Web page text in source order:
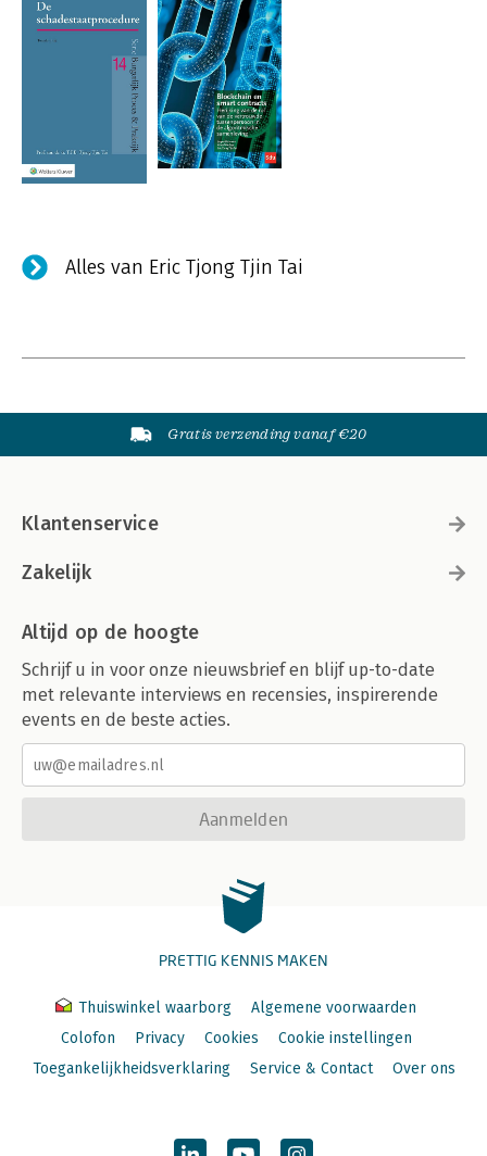
Alles van Eric Tjong Tjin Tai
Gratis verzending vanaf €20
Klantenservice
Zakelijk
Altijd op de hoogte
Schrijf u in voor onze nieuwsbrief en blijf up-to-date
met relevante interviews en recensies, inspirerende
events en de beste acties.
Aanmelden
PRETTIG KENNIS MAKEN
Thuiswinkel waarborg
Algemene voorwaarden
Colofon
Privacy Cookies
Cookie instellingen
Toegankelijkheidsverklaring
Service & Contact Over ons